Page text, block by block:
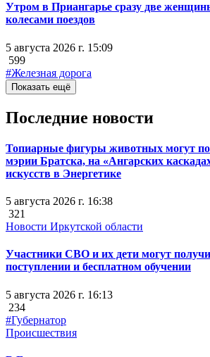
Утром в Приангарье сразу две
колесами поездов
5 августа 2026 г. 15:09
599
#Железная дорога
Показать ещё
Последние новости
Топиарные фигуры животных могут
мэрии Братска, на «Ангарских
искусств в Энергетике
5 августа 2026 г. 16:38
321
Новости Иркутской области
Участники СВО и их дети могут
поступлении и бесплатном обучении
5 августа 2026 г. 16:13
234
#Губернатор
Происшествия